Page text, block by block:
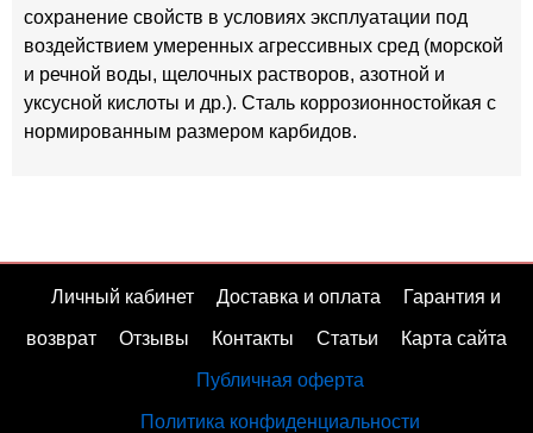
сохранение свойств в условиях эксплуатации под
воздействием умеренных агрессивных сред (морской
и речной воды, щелочных растворов, азотной и
уксусной кислоты и др.). Сталь коррозионностойкая с
нормированным размером карбидов.
Личный кабинет Доставка и оплата Гарантия и
возврат Отзывы Контакты Статьи Карта сайта
Публичная оферта
Политика конфиденциальности